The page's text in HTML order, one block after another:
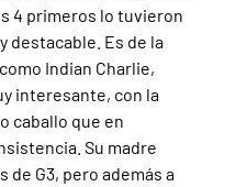
4 primeros lo tuvieron
destacable. Es de la
Indian Charlie,
interesante, con la
caballo que en
Su madre
G3, pero además a